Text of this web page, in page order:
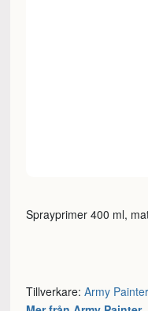
Sprayprimer 400 ml,
Tillverkare:Army Painter